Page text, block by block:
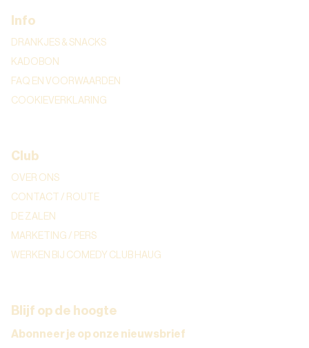
Info
DRANKJES & SNACKS
KADOBON
FAQ EN VOORWAARDEN
COOKIEVERKLARING
Club
OVER ONS
CONTACT / ROUTE
DE ZALEN
MARKETING / PERS
WERKEN BIJ COMEDY CLUB HAUG
Blijf op de hoogte
Abonneer je op onze nieuwsbrief